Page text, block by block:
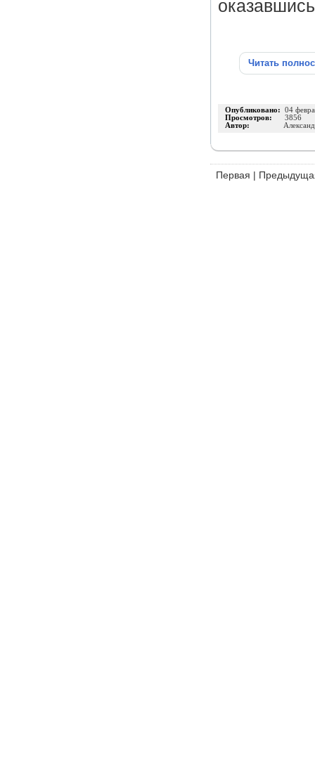
Читать
Опубликовано: 04
Просмотров: 3856
Автор:
Первая |